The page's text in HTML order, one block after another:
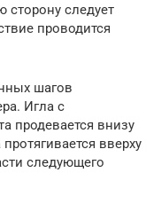
сторону следует
проводится
шагов
Игла с
продевается внизу
вверху
следующего